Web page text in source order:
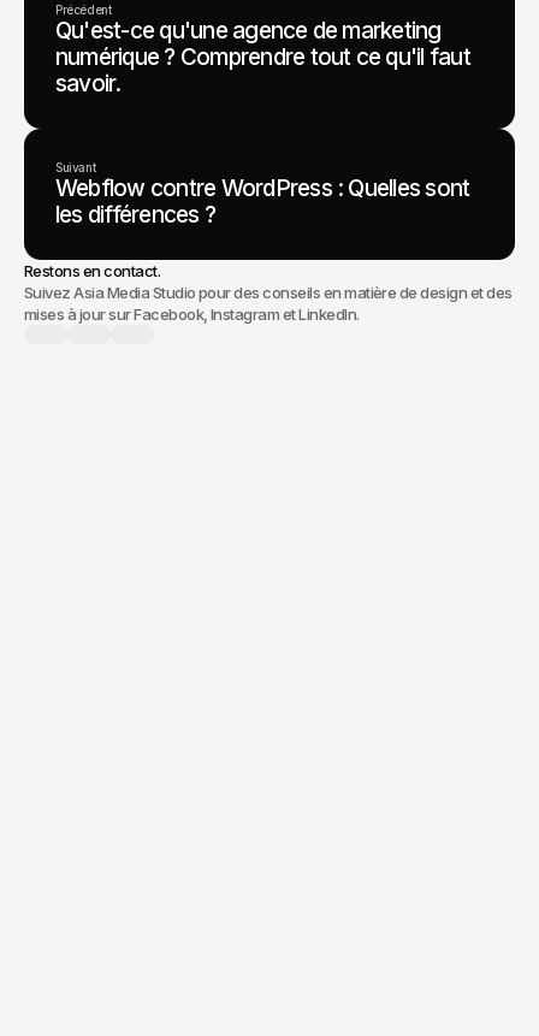
Précédent
Qu'est-ce qu'une agence de marketing
numérique ? Comprendre tout ce qu'il faut
savoir.
Suivant
Webflow contre WordPress : Quelles sont
les différences ?
Restons en contact.
Suivez Asia Media Studio pour des conseils en matière de design et des
mises à jour sur Facebook, Instagram et LinkedIn.